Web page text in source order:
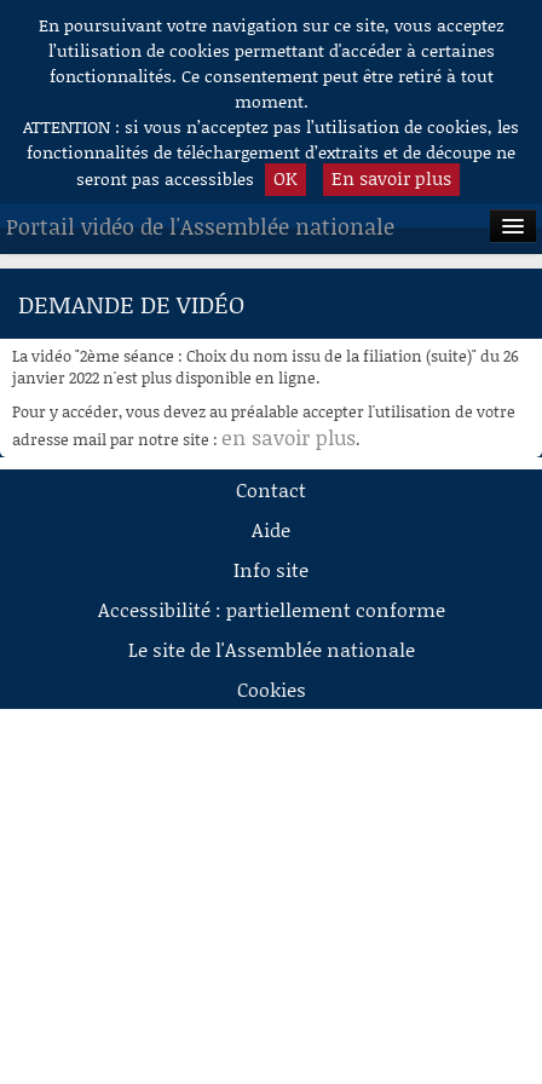
Aller au contenu
En poursuivant votre navigation sur ce site, vous acceptez
l’utilisation de cookies permettant d'accéder à certaines
fonctionnalités. Ce consentement peut être retiré à tout
moment.
ATTENTION : si vous n’acceptez pas l’utilisation de cookies, les
fonctionnalités de téléchargement d’extraits et de découpe ne
seront pas accessibles
OK En savoir plus
Portail vidéo de l'Assemblée nationale
ACCUEIL
À LA DEMANDE
RECHERCHE
AIDE À LA DÉCOUPE
DEMANDE DE VIDÉO
La vidéo "2ème séance : Choix du nom issu de la filiation (suite)" du 26
janvier 2022 n'est plus disponible en ligne.
Pour y accéder, vous devez au préalable accepter l'utilisation de votre
adresse mail par notre site : en savoir plus.
Contact
Aide
Info site
Accessibilité : partiellement conforme
Le site de l'Assemblée nationale
Cookies